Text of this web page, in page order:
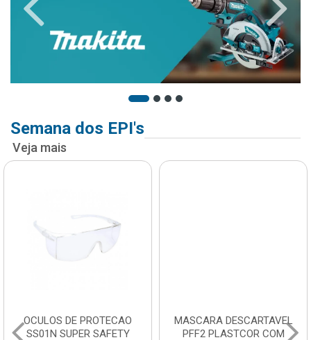
Semana dos EPI's
Veja mais
OCULOS DE PROTECAO
SS01N SUPER SAFETY
MASCARA DESCARTAVEL
PFF2 PLASTCOR COM